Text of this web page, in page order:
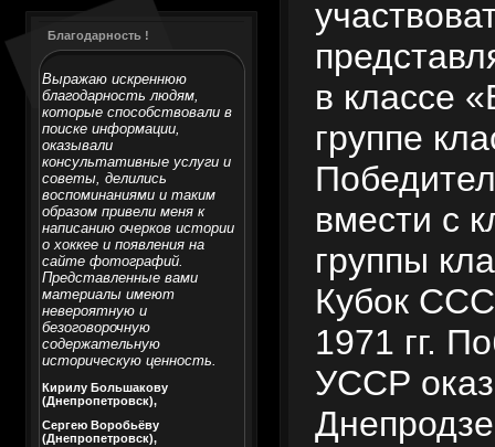
Благодарность !
Выражаю искреннюю
благодарность людям,
которые способствовали в
поиске информации,
оказывали
консультативные услуги и
советы, делились
воспоминаниями и таким
образом привели меня к
написанию очерков истории
о хоккее и появления на
сайте фотографий.
Представленные вами
материалы имеют
невероятную и
безоговорочную
содержательную
историческую ценность.
Кирилу Большакову
(Днепропетровск),
Сергею Воробьёву
(Днепропетровск),
в классе
группе
вмести с
группы
Кубок
1971 гг.
УССР